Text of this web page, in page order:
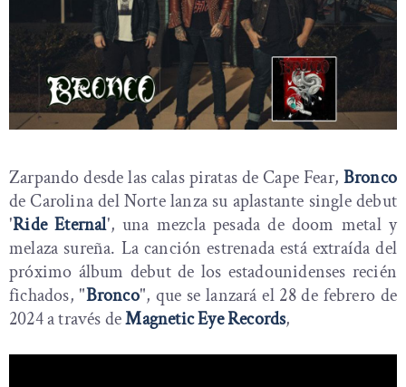
Zarpando desde las calas piratas de Cape Fear, Bronco
de Carolina del Norte lanza su aplastante single debut
'Ride Eternal', una mezcla pesada de doom metal y
melaza sureña. La canción estrenada está extraída del
próximo álbum debut de los estadounidenses recién
fichados, "Bronco", que se lanzará el 28 de febrero de
2024 a través deMagnetic Eye Records,